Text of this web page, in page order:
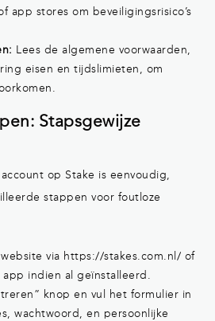
app stores om beveiligingsrisico’s
Lees de algemene voorwaarden,
eisen en tijdslimieten, om
Stapsgewijze
op Stake is eenvoudig,
stappen voor foutloze
via https://stakes.com.nl/ of
indien al geïnstalleerd.
knop en vul het formulier in
wachtwoord, en persoonlijke